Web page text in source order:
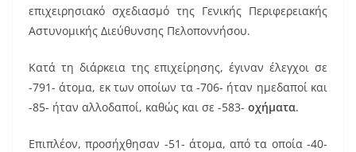
επιχειρησιακό σχεδιασμό της Γενικής Περιφερειακής
Αστυνομικής Διεύθυνσης Πελοποννήσου.
Κατά τη διάρκεια της επιχείρησης, έγιναν έλεγχοι σε
-791- άτομα, εκ των οποίων τα -706- ήταν ημεδαποί και
-85- ήταν αλλοδαποί, καθώς και σε -583- οχήματα.
Επιπλέον, προσήχθησαν -51- άτομα, από τα οποία -40-